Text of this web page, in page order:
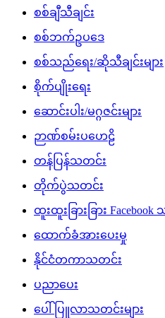
စစ်ချီသီချင်း
စစ်ဘက်ဥပဒေ
စစ်သည်ရေး/ဆိုသီချင်းများ
စိုက်ပျိုးရေး
ဆောင်းပါး/မဂ္ဂဇင်းများ
ဉာဏ်စမ်းပဟေဠိ
တန်ပြန်သတင်း
တိုက်ပွဲသတင်း
ထူးထူးခြားခြား Facebook
ထောက်ခံအားပေးမှု
နိုင်ငံတကာသတင်း
ပညာပေး
ပေါ်ပြူလာသတင်းများ